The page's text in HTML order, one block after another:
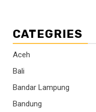
CATEGRIES
Aceh
Bali
Bandar Lampung
Bandung